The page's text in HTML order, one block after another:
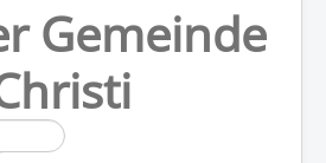
Gemeinde